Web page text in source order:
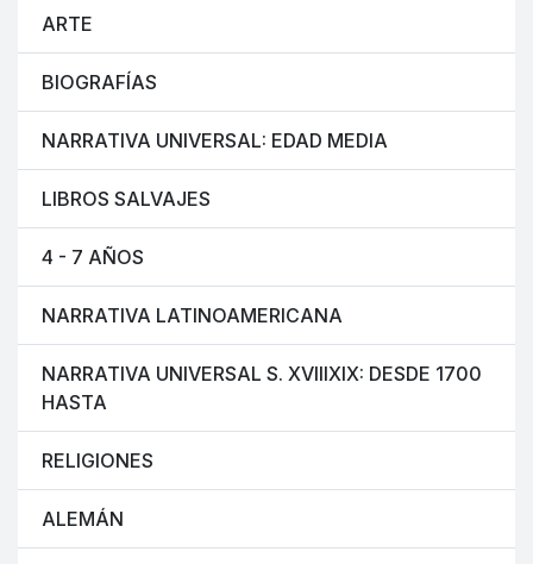
ARTE
BIOGRAFÍAS
NARRATIVA UNIVERSAL: EDAD MEDIA
LIBROS SALVAJES
4 - 7 AÑOS
NARRATIVA LATINOAMERICANA
NARRATIVA UNIVERSAL S. XVIIIXIX: DESDE 1700
HASTA
RELIGIONES
ALEMÁN